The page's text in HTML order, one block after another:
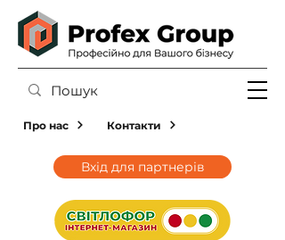
Про нас Контакти
Вхід для партнерів